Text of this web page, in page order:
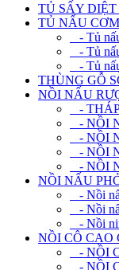
TỦ SẤY
TỦ NẤU
- Tủ
- Tủ
- Tủ
THÙNG GỖ
NỒI NẤU
-
- NỒI
- NỒI
- NỒI
- NỒI
NỒI NẤU
- Nồi
- Nồi
- Nồi
NỒI CÔ
- NỒI
- NỒI